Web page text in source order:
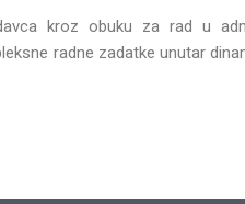
kroz obuku za rad u
radne zadatke unutar